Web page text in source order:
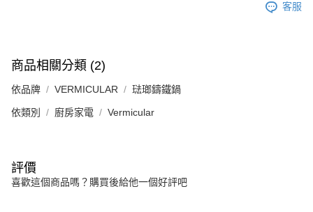
客服
商品相關分類 (2)
依品牌 VERMICULAR 琺瑯鑄鐵鍋
依類別 廚房家電 Vermicular
評價
喜歡這個商品嗎？購買後給他一個好評吧